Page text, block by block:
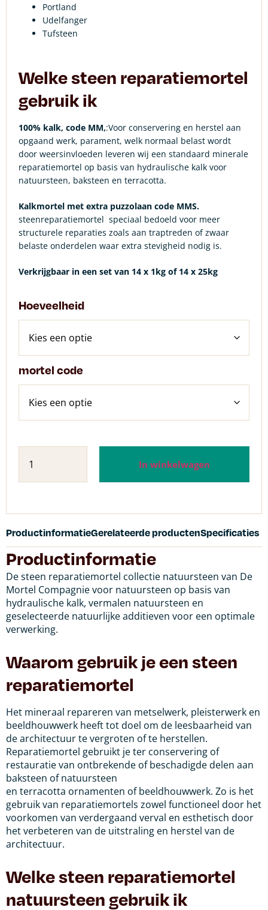
Portland
Udelfanger
Tufsteen
Welke steen reparatiemortel
gebruik ik
100% kalk, code MM,:Voor conservering en herstel aan
opgaand werk, parament, welk normaal belast wordt
door weersinvloeden leveren wij een standaard minerale
reparatiemortel op basis van hydraulische kalk voor
natuursteen, baksteen en terracotta.
Kalkmortel met extra puzzolaan code MMS.
steenreparatiemortel speciaal bedoeld voor meer
structurele reparaties zoals aan traptreden of zwaar
belaste onderdelen waar extra stevigheid nodig is.
Verkrijgbaar in een set van 14 x 1kg of 14 x 25kg
Hoeveelheid
mortel code
In winkelwagen
ProductinformatieGerelateerde productenSpecificaties
Productinformatie
De steen reparatiemortel collectie natuursteen van De
Mortel Compagnie voor natuursteen op basis van
hydraulische kalk, vermalen natuursteen en
geselecteerde natuurlijke additieven voor een optimale
verwerking.
Waarom gebruik je een steen
reparatiemortel
Het mineraal repareren van metselwerk, pleisterwerk en
beeldhouwwerk heeft tot doel om de leesbaarheid van
de architectuur te vergroten of te herstellen.
Reparatiemortel gebruikt je ter conservering of
restauratie van ontbrekende of beschadigde delen aan
baksteen of natuursteen
en terracotta ornamenten of beeldhouwwerk. Zo is het
gebruik van reparatiemortels zowel functioneel door het
voorkomen van verdergaand verval en esthetisch door
het verbeteren van de uitstraling en herstel van de
architectuur.
Welke steen reparatiemortel
natuursteen gebruik ik